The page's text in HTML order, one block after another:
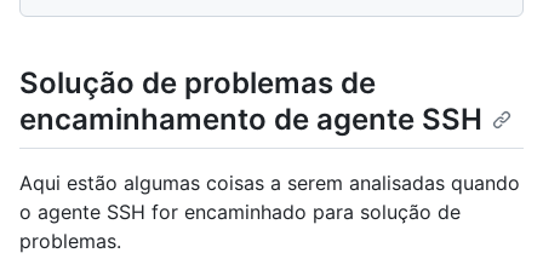
Solução de problemas de
encaminhamento de agente SSH
Aqui estão algumas coisas a serem analisadas quando
o agente SSH for encaminhado para solução de
problemas.